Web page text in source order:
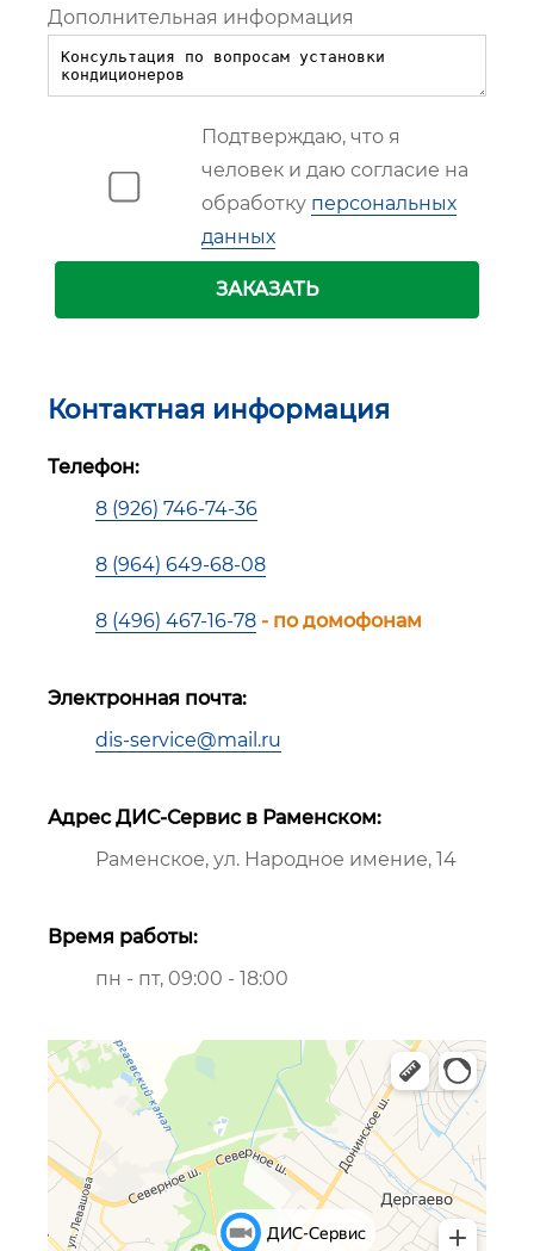
Дополнительная информация
Подтверждаю, что я
человек и даю согласие на
обработку персональных
данных
ЗАКАЗАТЬ
Контактная информация
Телефон:
8 (926) 746-74-36
8 (964) 649-68-08
8 (496) 467-16-78 - по домофонам
Электронная почта:
dis-service@mail.ru
Адрес ДИС-Сервис в Раменском:
Раменское, ул. Народное имение, 14
Время работы:
пн - пт, 09:00 - 18:00